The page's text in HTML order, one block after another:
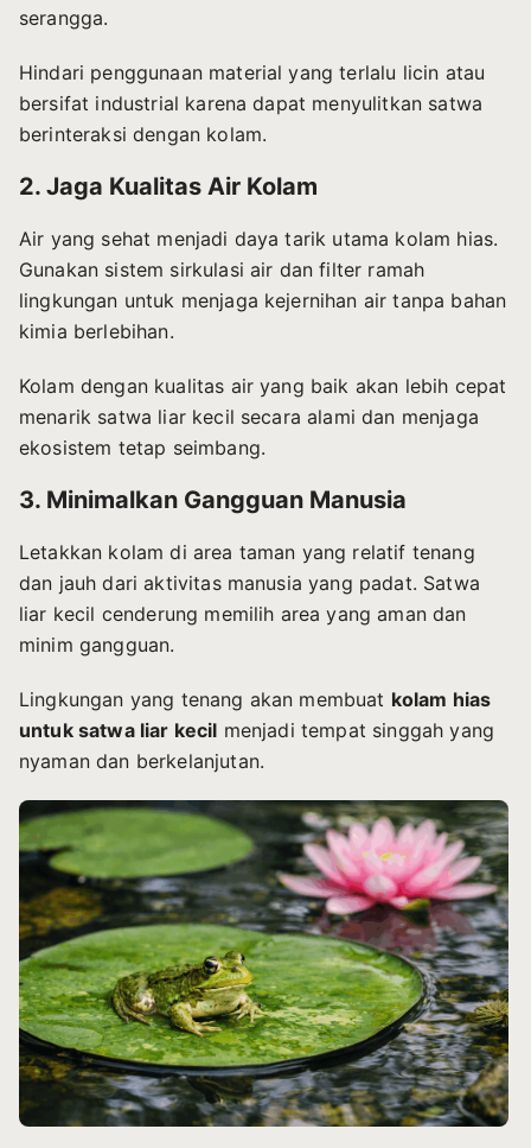
serangga.
Hindari penggunaan material yang terlalu licin atau
bersifat industrial karena dapat menyulitkan satwa
berinteraksi dengan kolam.
2. Jaga Kualitas Air Kolam
Air yang sehat menjadi daya tarik utama kolam hias.
Gunakan sistem sirkulasi air dan filter ramah
lingkungan untuk menjaga kejernihan air tanpa bahan
kimia berlebihan.
Kolam dengan kualitas air yang baik akan lebih cepat
menarik satwa liar kecil secara alami dan menjaga
ekosistem tetap seimbang.
3. Minimalkan Gangguan Manusia
Letakkan kolam di area taman yang relatif tenang
dan jauh dari aktivitas manusia yang padat. Satwa
liar kecil cenderung memilih area yang aman dan
minim gangguan.
Lingkungan yang tenang akan membuat kolam hias
untuk satwa liar kecil menjadi tempat singgah yang
nyaman dan berkelanjutan.